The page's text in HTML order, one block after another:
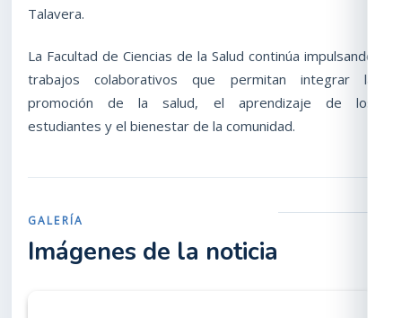
Talavera.
La Facultad de Ciencias de la Salud continúa impulsando
trabajos colaborativos que permitan integrar la
promoción de la salud, el aprendizaje de los
estudiantes y el bienestar de la comunidad.
GALERÍA
Imágenes de la noticia